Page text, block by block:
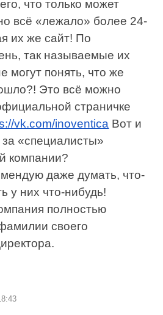
что только может
всё «лежало» более 24-
их же сайт! По
так называемые их
могут понять, что же
Это всё можно
страничке
vk.com/inoventica Вот и
«специалисты»
компании?
даже думать, что-
у них что-нибудь!
полностью
своего